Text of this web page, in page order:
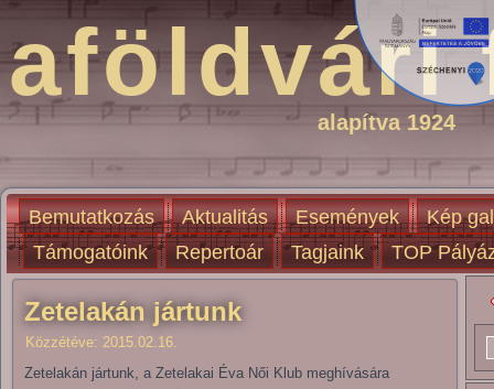
alapítva 1924
Bemutatkozás Aktualitás Események
Kép
Támogatóink
Repertoár Tagjaink TOP
Zetelakán jártunk
Közzétéve: 2015.02.16.
Zetelakán jártunk, a Zetelakai Éva Női Klub meghívására